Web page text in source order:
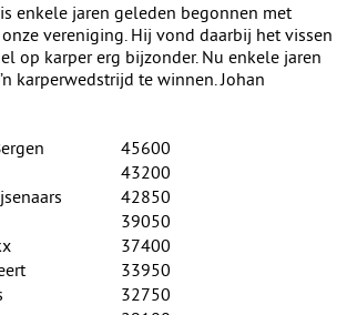
enkele jaren geleden begonnen met
vereniging. Hij vond daarbij het vissen
op karper erg bijzonder. Nu enkele jaren
karperwedstrijd te winnen. Johan
45600
43200
42850
39050
37400
33950
32750